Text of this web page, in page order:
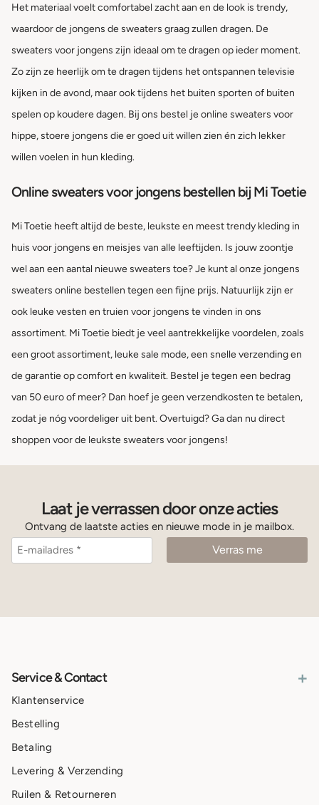
Het materiaal voelt comfortabel zacht aan en de look is trendy,
waardoor de jongens de sweaters graag zullen dragen. De
sweaters voor jongens zijn ideaal om te dragen op ieder moment.
Zo zijn ze heerlijk om te dragen tijdens het ontspannen televisie
kijken in de avond, maar ook tijdens het buiten sporten of buiten
spelen op koudere dagen. Bij ons bestel je online sweaters voor
hippe, stoere jongens die er goed uit willen zien én zich lekker
willen voelen in hun kleding.
Online sweaters voor jongens bestellen bij Mi Toetie
Mi Toetie heeft altijd de beste, leukste en meest trendy kleding in
huis voor jongens en meisjes van alle leeftijden. Is jouw zoontje
wel aan een aantal nieuwe sweaters toe? Je kunt al onze jongens
sweaters online bestellen tegen een fijne prijs. Natuurlijk zijn er
ook leuke vesten en truien voor jongens te vinden in ons
assortiment. Mi Toetie biedt je veel aantrekkelijke voordelen, zoals
een groot assortiment, leuke sale mode, een snelle verzending en
de garantie op comfort en kwaliteit. Bestel je tegen een bedrag
van 50 euro of meer? Dan hoef je geen verzendkosten te betalen,
zodat je nóg voordeliger uit bent. Overtuigd? Ga dan nu direct
shoppen voor de leukste sweaters voor jongens!
Laat je verrassen door onze acties
Ontvang de laatste acties en nieuwe mode in je mailbox.
Service & Contact +
Klantenservice
Bestelling
Betaling
Levering & Verzending
Ruilen & Retourneren